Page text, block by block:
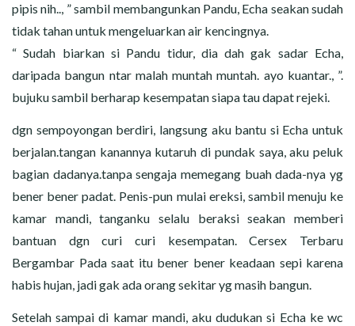
pipis nih.., ” sambil membangunkan Pandu, Echa seakan sudah
tidak tahan untuk mengeluarkan air kencingnya.
“ Sudah biarkan si Pandu tidur, dia dah gak sadar Echa,
daripada bangun ntar malah muntah muntah. ayo kuantar., ”.
bujuku sambil berharap kesempatan siapa tau dapat rejeki.
dgn sempoyongan berdiri, langsung aku bantu si Echa untuk
berjalan.tangan kanannya kutaruh di pundak saya, aku peluk
bagian dadanya.tanpa sengaja memegang buah dada-nya yg
bener bener padat. Penis-pun mulai ereksi, sambil menuju ke
kamar mandi, tanganku selalu beraksi seakan memberi
bantuan dgn curi curi kesempatan. Cersex Terbaru
Bergambar Pada saat itu bener bener keadaan sepi karena
habis hujan, jadi gak ada orang sekitar yg masih bangun.
Setelah sampai di kamar mandi, aku dudukan si Echa ke wc